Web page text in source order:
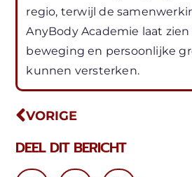
regio, terwijl de
AnyBody Academie laat
beweging en persoonlijke
kunnen versterken.
VORIGE
DEEL DIT BERICHT